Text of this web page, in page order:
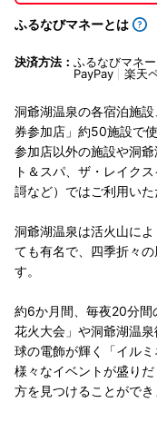
ふるなびマネーとは
決済方法： ふるなびマネー
PayPay
楽天
洞爺湖温泉の各宿泊施
券参加店」約50施設で
参加店以外の施設や洞
ト＆スパ、ザ・レイク
謌など）ではご利用いた
洞爺湖温泉は活火山に
ても有名で、四季折々
す。
約6か月間、毎夜20分間
花火大会」や洞爺湖温
球の電飾が輝く「イル
様々なイベントが盛り
方を見つけることができ